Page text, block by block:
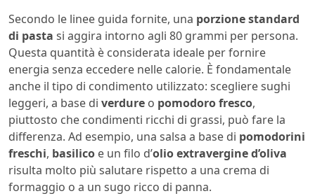
Secondo le linee guida fornite, una porzione standard
di pasta si aggira intorno agli 80 grammi per persona.
Questa quantità è considerata ideale per fornire
energia senza eccedere nelle calorie. È fondamentale
anche il tipo di condimento utilizzato: scegliere sughi
leggeri, a base di verdure o pomodoro fresco,
piuttosto che condimenti ricchi di grassi, può fare la
differenza. Ad esempio, una salsa a base di pomodorini
freschi, basilico e un filo d’olio extravergine d’oliva
risulta molto più salutare rispetto a una crema di
formaggio o a un sugo ricco di panna.